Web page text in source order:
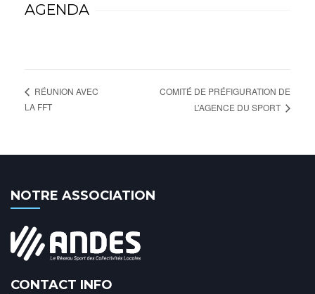
AGENDA
RÉUNION AVEC
LA FFT
COMITÉ DE PRÉFIGURATION DE
L’AGENCE DU SPORT
NOTRE ASSOCIATION
CONTACT INFO